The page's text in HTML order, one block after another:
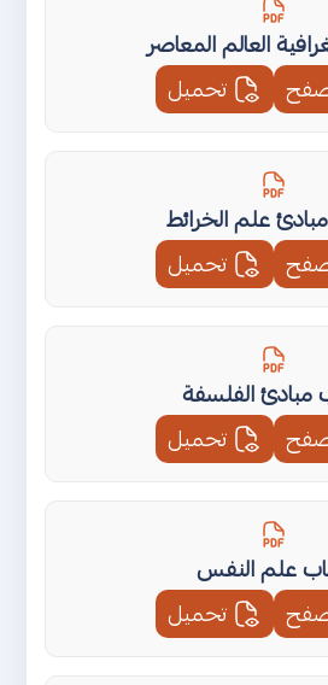
العالم المعاصر
تحميل
علم الخرائط
تحميل
مبادئ الفلسفة
تحميل
علم النفس
تحميل